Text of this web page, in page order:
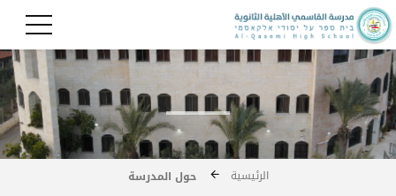
الرئيسية حول المدرسة